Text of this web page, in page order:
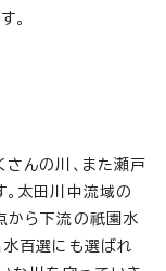
。
んの川、また瀬戸
太田川中流域の
から下流の祇園水
百選にも選ばれ